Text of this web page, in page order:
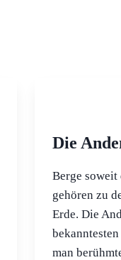
Die
Berge soweit
gehören zu
Erde. Die
man